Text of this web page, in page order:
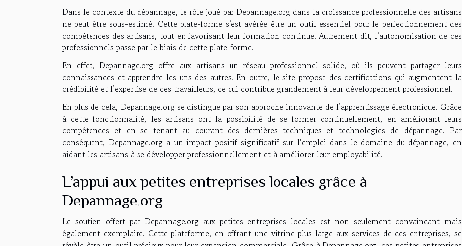
Dans le contexte du dépannage, le rôle joué par Depannage.org dans la croissance professionnelle des artisans
ne peut être sous-estimé. Cette plate-forme s’est avérée être un outil essentiel pour le perfectionnement des
compétences des artisans, tout en favorisant leur formation continue. Autrement dit, l’autonomisation de ces
professionnels passe par le biais de cette plate-forme.
En effet, Depannage.org offre aux artisans un réseau professionnel solide, où ils peuvent partager leurs
connaissances et apprendre les uns des autres. En outre, le site propose des certifications qui augmentent la
crédibilité et l’expertise de ces travailleurs, ce qui contribue grandement à leur développement professionnel.
En plus de cela, Depannage.org se distingue par son approche innovante de l’apprentissage électronique. Grâce
à cette fonctionnalité, les artisans ont la possibilité de se former continuellement, en améliorant leurs
compétences et en se tenant au courant des dernières techniques et technologies de dépannage. Par
conséquent, Depannage.org a un impact positif significatif sur l’emploi dans le domaine du dépannage, en
aidant les artisans à se développer professionnellement et à améliorer leur employabilité.
L’appui aux petites entreprises locales grâce à
Depannage.org
Le soutien offert par Depannage.org aux petites entreprises locales est non seulement convaincant mais
également exemplaire. Cette plateforme, en offrant une vitrine plus large aux services de ces entreprises, se